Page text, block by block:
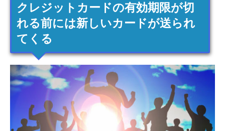
クレジットカードの有効期限が切
れる前には新しいカードが送られ
てくる